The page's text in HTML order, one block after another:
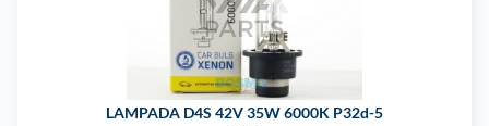
LAMPADA D4S 42V 35W 6000K P32d-5